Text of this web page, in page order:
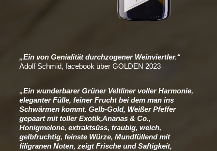
„Ein von Genialität durchzogener Weinviertler.“
Adolf Schmid, facebook über GOLDEN 2023
„Ein wunderbarer Grüner Veltliner voller Harmonie,
eleganter Fülle, feiner Frucht bei dem man ins
Schwärmen kommt. Gelb-Gold, Weißer Pfeffer
gepaart mit toller Exotik,Ananas & Co.,
Honigmelone, extraktsüss, traubig, weich,
gelbfruchtig, feinste Würze, Mundfüllend mit
filigranen Noten, zeigt Frische und Saftigkeit,